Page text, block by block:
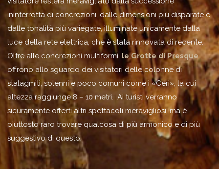
ininterrotta di concrezioni, dalle dimensioni più disparate e
dalle tonalità più variegate, illuminate unicamente dalla
luce della rete elettrica, che è stata rinnovata di recente.
Oltre alle concrezioni multiformi, le Grotte di Presque
offrono allo sguardo dei visitatori delle colonne di
stalagmiti, solenni e poco comuni come i «Ceri», la cui
altezza raggiunge 8 – 10 metri. Ai turisti verranno
sicuramente offerti altri spettacoli meravigliosi, ma è
piuttosto raro trovare qualcosa di più armonico e di più
suggestivo di questo.